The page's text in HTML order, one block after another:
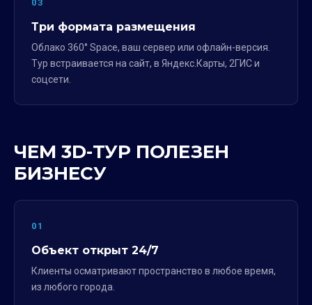
03
Три формата размещения
Облако 360° Space, ваш сервер или офлайн-версия.
Тур встраивается на сайт, в Яндекс.Карты, 2ГИС и
соцсети.
ЧЕМ 3D-ТУР ПОЛЕЗЕН
БИЗНЕСУ
01
Объект открыт 24/7
Клиенты осматривают пространство в любое время,
из любого города.